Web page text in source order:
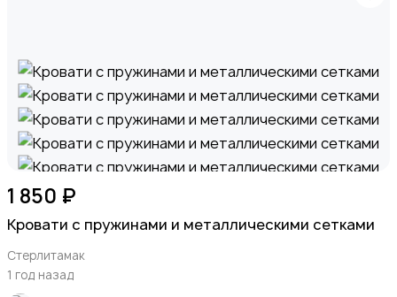
1 850 ₽
Кровати с пружинами и металлическими сетками
Стерлитамак
1 год назад